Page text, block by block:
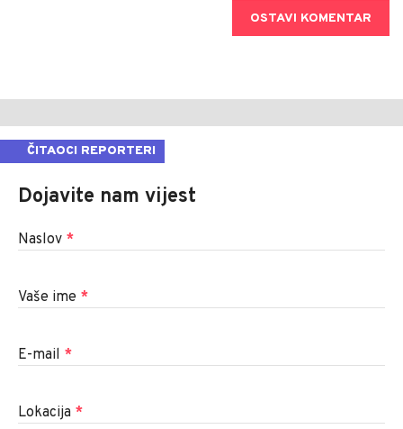
OSTAVI KOMENTAR
ČITAOCI REPORTERI
Dojavite nam vijest
Naslov *
Vaše ime *
E-mail *
Lokacija *